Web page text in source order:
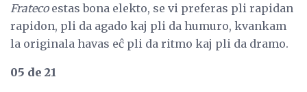
Fratecoestas bona elekto, se vi preferas pli rapidan
rapidon, pli da agado kaj pli da humuro, kvankam
la originala havas eĉ pli da ritmo kaj pli da dramo.
05 de 21